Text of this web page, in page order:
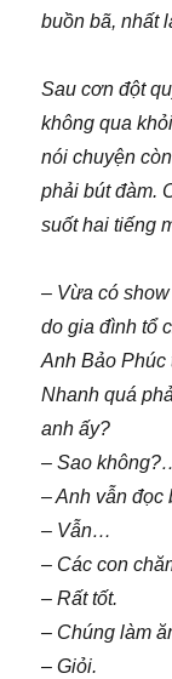
buồn bã, nhất
Sau cơn đột
không qua
nói chuyện
phải bút đàm.
suốt hai tiếng
– Vừa có
do gia đình tổ
Anh Bảo
Nhanh quá
anh ấy?
– Sao
– Anh vẫn đọc
– Vẫn…
– Các con
– Rất tốt.
– Chúng làm
– Giỏi.